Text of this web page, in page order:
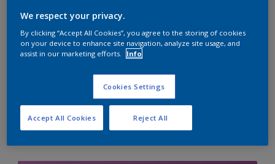
te bestellen. Houd de website in de gaten, we werken
er hard aan om de voorraad aan te vullen.
We respect your privacy.
By clicking “Accept All Cookies”, you agree to the storing of cookies
on your device to enhance site navigation, analyze site usage, and
assist in our marketing efforts.
Info
Cookies Settings
Reject All
Accept All Cookies